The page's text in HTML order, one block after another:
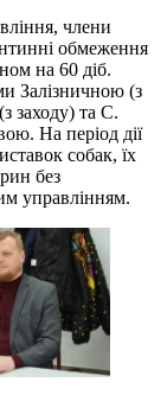
члени
обмеження
на 60 діб.
Залізничною (з
заходу) та С.
На період дії
собак, їх
без
управлінням.